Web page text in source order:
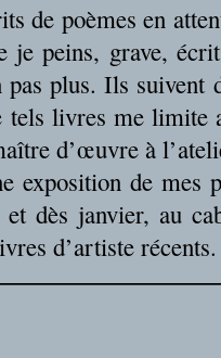
de poèmes en
peins, grave,
plus. Ils suivent
tels livres me limite
d’œuvre à
exposition de mes
dès janvier, au
d’artiste récents.